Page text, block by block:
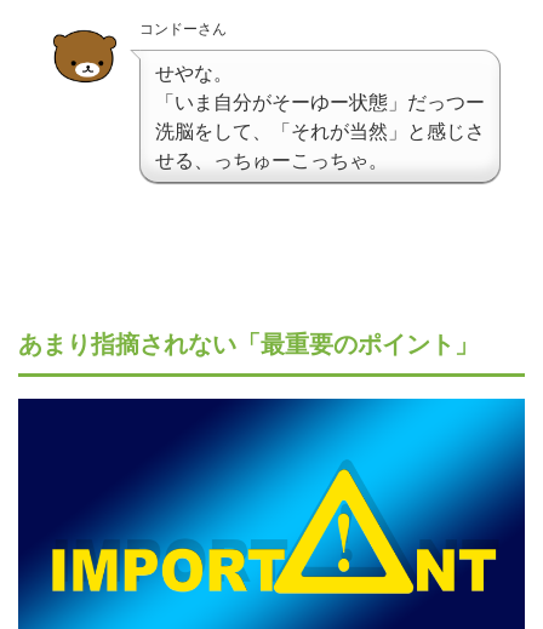
コンドーさん
せやな。
「いま自分がそーゆー状態」だっつー
洗脳をして、「それが当然」と感じさ
せる、っちゅーこっちゃ。
あまり指摘されない「最重要のポイント」